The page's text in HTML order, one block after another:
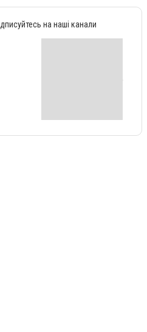
на наші канали